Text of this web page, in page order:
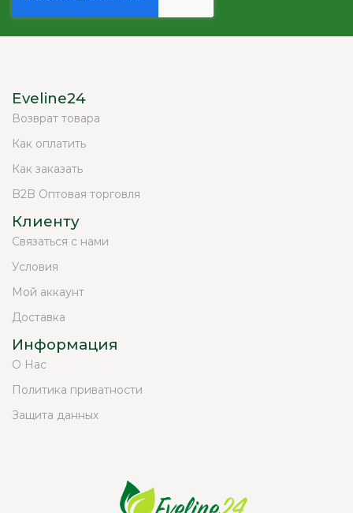
Eveline24
Возврат товара
Как оплатить
Как заказать
B2B Оптовая торговля
Клиенту
Связаться с нами
Условия
Мой аккаунт
Доставка
Информация
О Нас
Политика приватности
Защита данных